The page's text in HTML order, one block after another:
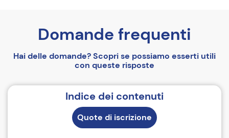
Domande frequenti
Hai delle domande? Scopri se possiamo esserti utili
con queste risposte
Indice dei contenuti
Quote di iscrizione